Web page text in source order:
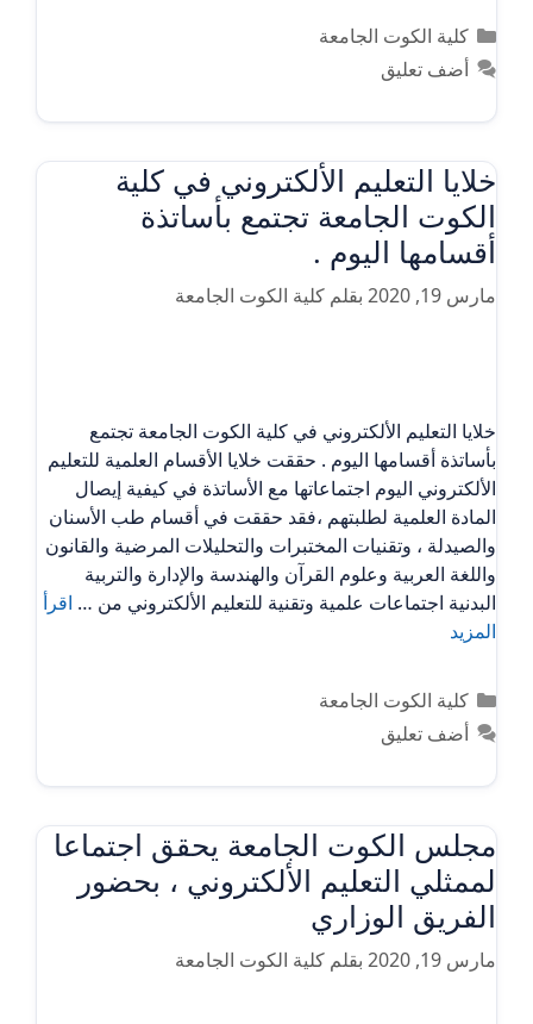
التصنيفات
كلية الكوت الجامعة
أضف تعليق
خلايا التعليم الألكتروني في كلية
الكوت الجامعة تجتمع بأساتذة
أقسامها اليوم .
مارس 19, 2020 بقلم كلية الكوت الجامعة
خلايا التعليم الألكتروني في كلية الكوت الجامعة تجتمع
بأساتذة أقسامها اليوم . حققت خلايا الأقسام العلمية للتعليم
الألكتروني اليوم اجتماعاتها مع الأساتذة في كيفية إيصال
المادة العلمية لطلبتهم ،فقد حققت في أقسام طب الأسنان
والصيدلة ، وتقنيات المختبرات والتحليلات المرضية والقانون
واللغة العربية وعلوم القرآن والهندسة والإدارة والتربية
البدنية اجتماعات علمية وتقنية للتعليم الألكتروني من … اقرأ
المزيد
التصنيفات
كلية الكوت الجامعة
أضف تعليق
مجلس الكوت الجامعة يحقق اجتماعا
لممثلي التعليم الألكتروني ، بحضور
الفريق الوزاري
مارس 19, 2020 بقلم كلية الكوت الجامعة